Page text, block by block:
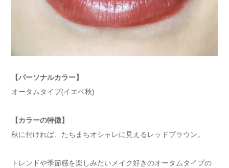
【パーソナルカラー】
オータムタイプ(イエベ秋)
【カラーの特徴】
秋に付ければ、たちまちオシャレに見えるレッドブラウン。
トレンドや季節感を楽しみたいメイク好きのオータムタイプの